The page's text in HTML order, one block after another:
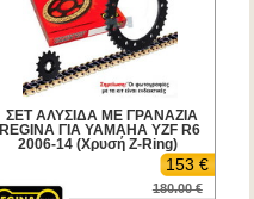
ΣΕΤ ΑΛΥΣΙΔΑ ΜΕ ΓΡΑΝΑΖΙΑ
REGINA ΓΙΑ YAMAHA YZF R6
2006-14 (Χρυσή Z-Ring)
153 €
180.00 €